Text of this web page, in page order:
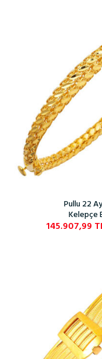
Pullu 22
Kelepçe
145.907,99